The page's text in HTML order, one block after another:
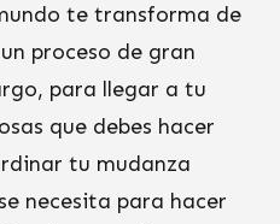
te transforma de
proceso de gran
para llegar a tu
que debes hacer
tu mudanza
necesita para hacer